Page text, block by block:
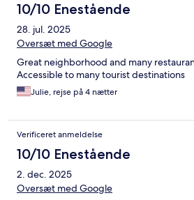
10/10 Enestående
28. jul. 2025
Oversæt med Google
Great neighborhood and many
Accessible to many tourist destinations
Julie, rejse på 4 nætter
Verificeret anmeldelse
10/10 Enestående
2. dec. 2025
Oversæt med Google